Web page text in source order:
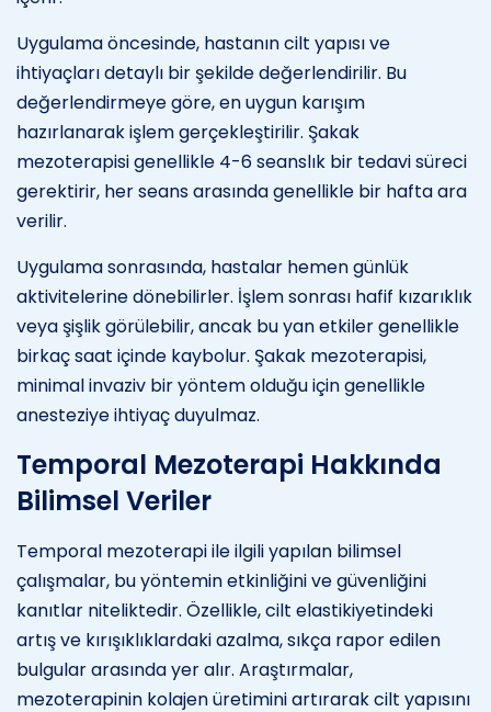
Uygulama öncesinde, hastanın cilt yapısı ve
ihtiyaçları detaylı bir şekilde değerlendirilir. Bu
değerlendirmeye göre, en uygun karışım
hazırlanarak işlem gerçekleştirilir. Şakak
mezoterapisi genellikle 4-6 seanslık bir tedavi süreci
gerektirir, her seans arasında genellikle bir hafta ara
verilir.
Uygulama sonrasında, hastalar hemen günlük
aktivitelerine dönebilirler. İşlem sonrası hafif kızarıklık
veya şişlik görülebilir, ancak bu yan etkiler genellikle
birkaç saat içinde kaybolur. Şakak mezoterapisi,
minimal invaziv bir yöntem olduğu için genellikle
anesteziye ihtiyaç duyulmaz.
Temporal Mezoterapi Hakkında
Bilimsel Veriler
Temporal mezoterapi ile ilgili yapılan bilimsel
çalışmalar, bu yöntemin etkinliğini ve güvenliğini
kanıtlar niteliktedir. Özellikle, cilt elastikiyetindeki
artış ve kırışıklıklardaki azalma, sıkça rapor edilen
bulgular arasında yer alır. Araştırmalar,
mezoterapinin kolajen üretimini artırarak cilt yapısını